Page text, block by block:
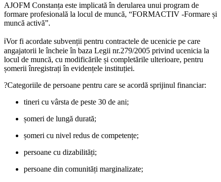
AJOFM Constanța este implicată în derularea unui program de
formare profesională la locul de muncă, “FORMACTIV -Formare și
muncă activă”.
ℹ️Vor fi acordate subvenții pentru contractele de ucenicie pe care
angajatorii le încheie în baza Legii nr.279/2005 privind ucenicia la
locul de muncă, cu modificările și completările ulterioare, pentru
șomerii înregistrați în evidențele instituției.
?Categoriile de persoane pentru care se acordă sprijinul financiar:
tineri cu vârsta de peste 30 de ani;
șomeri de lungă durată;
șomeri cu nivel redus de competențe;
persoane cu dizabilități;
persoane din comunități marginalizate;